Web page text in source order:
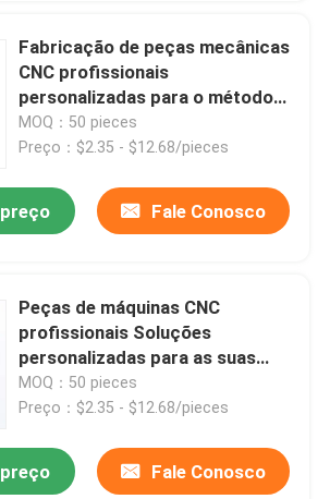
Fabricação de peças mecânicas
CNC profissionais
personalizadas para o método
de processamento de alumínio
MOQ：50 pieces
Preço：$2.35 - $12.68/pieces
Fale Conosco
Peças de máquinas CNC
profissionais Soluções
personalizadas para as suas
necessidades industriais
MOQ：50 pieces
Preço：$2.35 - $12.68/pieces
Fale Conosco